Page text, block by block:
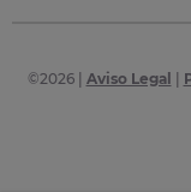
©2026| Aviso Legal